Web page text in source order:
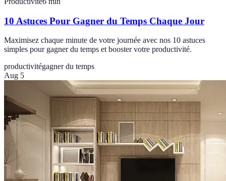
10 Astuces Pour Gagner du Temps Chaque Jour
Maximisez chaque minute de votre journée avec nos 10 astuces
simples pour gagner du temps et booster votre productivité.
productivitégagner du temps
Aug 5